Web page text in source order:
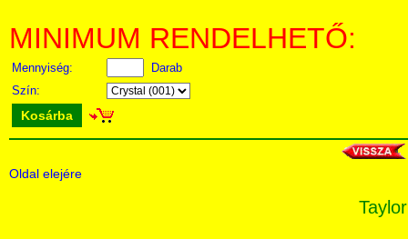
MINIMUM RENDELHETŐ:
Mennyiség:
Darab
Szín:
Kosárba
Oldal elejére